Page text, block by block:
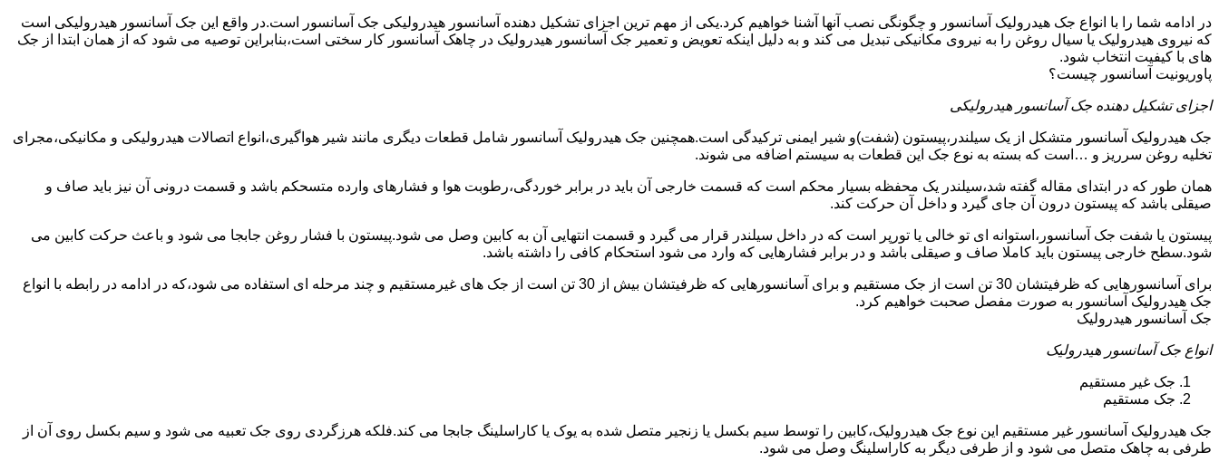
در ادامه شما را با انواع جک هیدرولیک آسانسور و چگونگی نصب آنها آشنا خواهیم کرد.یکی از مهم ترین اجزای تشکیل دهنده آسانسور هیدرولیکی جک آسانسور است.در واقع این جک آسانسور هیدرولیکی است
که نیروی هیدرولیک یا سیال روغن را به نیروی مکانیکی تبدیل می کند و به دلیل اینکه تعویض و تعمیر جک آسانسور هیدرولیک در چاهک آسانسور کار سختی است،بنابراین توصیه می شود که از همان ابتدا از جک
های با کیفیت انتخاب شود.
پاوریونیت آسانسور چیست؟
اجزای تشکیل دهنده جک آسانسور هیدرولیکی
جک هیدرولیک آسانسور متشکل از یک سیلندر،پیستون (شفت)و شیر ایمنی ترکیدگی است.همچنین جک هیدرولیک آسانسور شامل قطعات دیگری مانند شیر هواگیری،انواع اتصالات هیدرولیکی و مکانیکی،مجرای
تخلیه روغن سرریز و …است که بسته به نوع جک این قطعات به سیستم اضافه می شوند.
همان طور که در ابتدای مقاله گفته شد،سیلندر یک محفظه بسیار محکم است که قسمت خارجی آن باید در برابر خوردگی،رطوبت هوا و فشارهای وارده متسحکم باشد و قسمت درونی آن نیز باید صاف و
صیقلی باشد که پیستون درون آن جای گیرد و داخل آن حرکت کند.
پیستون یا شفت جک آسانسور،استوانه ای تو خالی یا تورپر است که در داخل سیلندر قرار می گیرد و قسمت انتهایی آن به کابین وصل می شود.پیستون با فشار روغن جابجا می شود و باعث حرکت کابین می
شود.سطح خارجی پیستون باید کاملا صاف و صیقلی باشد و در برابر فشارهایی که وارد می شود استحکام کافی را داشته باشد.
برای آسانسورهایی که ظرفیتشان 30 تن است از جک مستقیم و برای آسانسورهایی که ظرفیتشان بیش از 30 تن است از جک های غیرمستقیم و چند مرحله ای استفاده می شود،که در ادامه در رابطه با انواع
جک هیدرولیک آسانسور به صورت مفصل صحبت خواهیم کرد.
جک آسانسور هیدرولیک
انواع جک آسانسور هیدرولیک
جک غیر مستقیم
جک مستقیم
جک هیدرولیک آسانسور غیر مستقیم این نوع جک هیدرولیک،کابین را توسط سیم بکسل یا زنجیر متصل شده به یوک یا کاراسلینگ جابجا می کند.فلکه هرزگردی روی جک تعبیه می شود و سیم بکسل روی آن از
طرفی به چاهک متصل می شود و از طرفی دیگر به کاراسلینگ وصل می شود.